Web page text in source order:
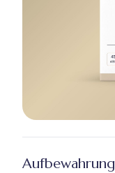
Aufbewahrung